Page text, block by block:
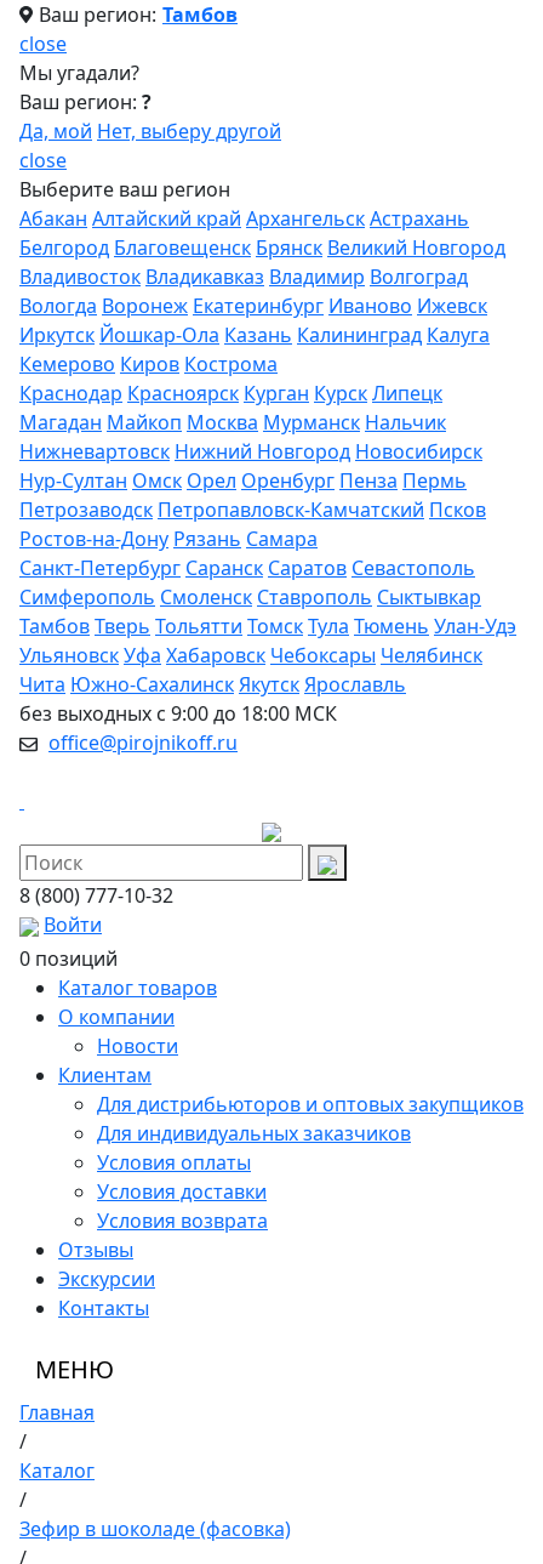
Ваш регион: Тамбов
close
Мы угадали?
Ваш регион: ?
Да, мой Нет, выберу другой
close
Выберите ваш регион
Абакан Алтайский край АрхангельскАстрахань
Белгород Благовещенск Брянск Великий Новгород
Владивосток Владикавказ Владимир Волгоград
Вологда Воронеж Екатеринбург Иваново Ижевск
Иркутск Йошкар-Ола Казань Калининград Калуга
Кемерово Киров Кострома
Краснодар Красноярск Курган КурскЛипецк
Магадан Майкоп Москва Мурманск Нальчик
Нижневартовск Нижний Новгород Новосибирск
Нур-Султан Омск Орел Оренбург Пенза Пермь
Петрозаводск Петропавловск-Камчатский Псков
Ростов-на-Дону Рязань Самара
Санкт-Петербург Саранск Саратов Севастополь
Симферополь Смоленск Ставрополь Сыктывкар
ТамбовТверь Тольятти ТомскТула Тюмень Улан-Удэ
УльяновскУфа Хабаровск Чебоксары Челябинск
Чита Южно-СахалинскЯкутскЯрославль
без выходных с 9:00 до 18:00 МСК
office@pirojnikoff.ru
8 (800) 777-10-32
Войти
0 позиций
Каталог товаров
О компании
Новости
Клиентам
Для дистрибьюторов и оптовых закупщиков
Для индивидуальных заказчиков
Условия оплаты
Условия доставки
Условия возврата
Отзывы
Экскурсии
Контакты
МЕНЮ
Главная
/
Каталог
/
Зефир в шоколаде (фасовка)
/